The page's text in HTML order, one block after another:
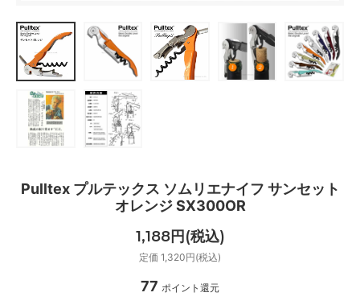
Pulltex プルテックス ソムリエナイフ サンセット
オレンジ SX300OR
1,188円(税込)
定価 1,320円(税込)
77 ポイント還元